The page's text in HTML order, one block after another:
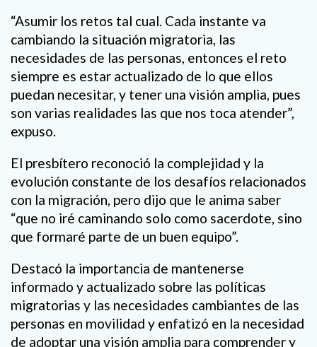
“Asumir los retos tal cual. Cada instante va
cambiando la situación migratoria, las
necesidades de las personas, entonces el reto
siempre es estar actualizado de lo que ellos
puedan necesitar, y tener una visión amplia, pues
son varias realidades las que nos toca atender”,
expuso.
El presbítero reconoció la complejidad y la
evolución constante de los desafíos relacionados
con la migración, pero dijo que le anima saber
“que no iré caminando solo como sacerdote, sino
que formaré parte de un buen equipo”.
Destacó la importancia de mantenerse
informado y actualizado sobre las políticas
migratorias y las necesidades cambiantes de las
personas en movilidad y enfatizó en la necesidad
de adoptar una visión amplia para comprender y